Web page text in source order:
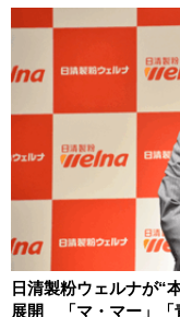
日清製粉ウェルナが“
展開 「マ・マー」「